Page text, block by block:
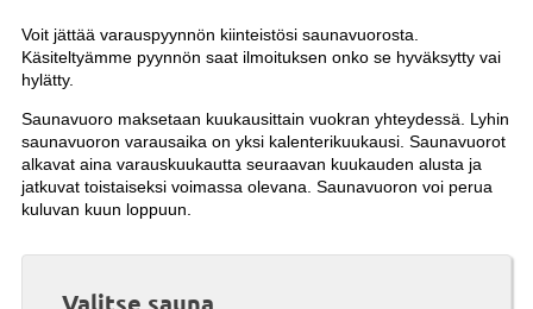
Voit jättää varauspyynnön kiinteistösi saunavuorosta.
Käsiteltyämme pyynnön saat ilmoituksen onko se hyväksytty vai
hylätty.
Saunavuoro maksetaan kuukausittain vuokran yhteydessä. Lyhin
saunavuoron varausaika on yksi kalenterikuukausi. Saunavuorot
alkavat aina varauskuukautta seuraavan kuukauden alusta ja
jatkuvat toistaiseksi voimassa olevana. Saunavuoron voi perua
kuluvan kuun loppuun.